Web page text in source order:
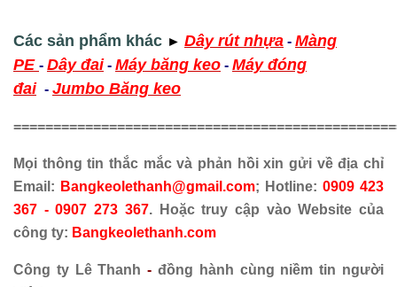
Các sản phẩm khác ► Dây rút nhựa - Màng
PE - Dây đai - Máy băng keo - Máy đóng
đai - Jumbo Băng keo
Mọi thông tin thắc mắc và phản hồi xin gửi về địa chỉ
Email: Bangkeolethanh@gmail.com; Hotline: 0909 423
367 - 0907 273 367. Hoặc truy cập vào Website của
công ty: Bangkeolethanh.com
Công ty Lê Thanh- đồng hành cùng niềm tin người